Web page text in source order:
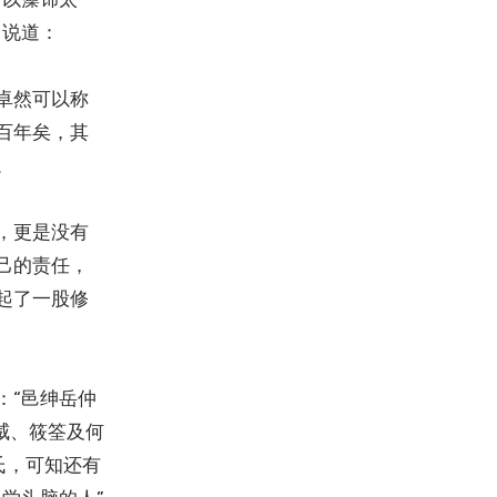
道：
然可以称
年矣，其
更是没有
的责任，
了一股修
“邑绅岳仲
、筱筌及何
，可知还有